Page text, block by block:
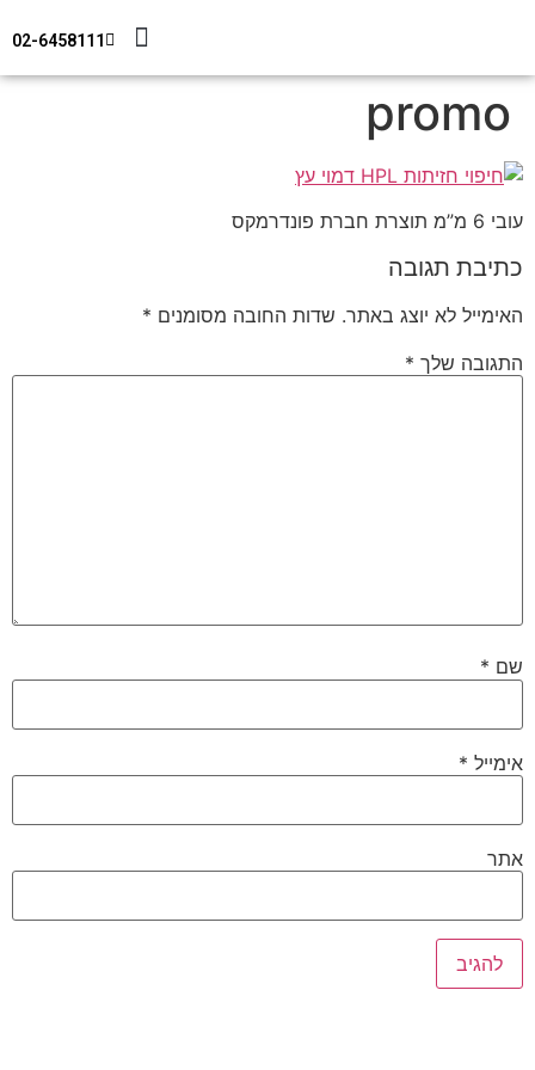
02-6458111
promo
עובי 6 מ”מ תוצרת חברת פונדרמקס
כתיבת תגובה
האימייל לא יוצג באתר. שדות החובה מסומנים *
התגובה שלך *
שם *
אימייל *
אתר